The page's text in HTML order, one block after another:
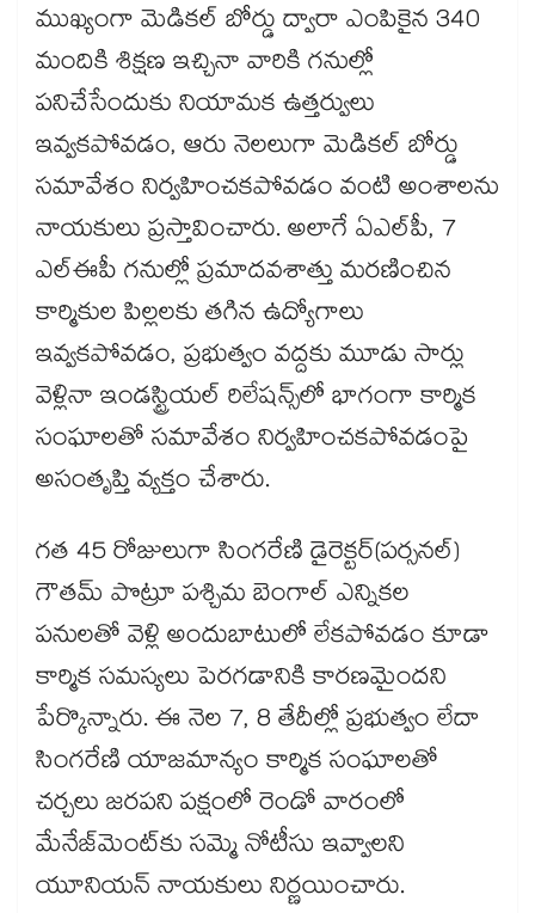
ముఖ్యంగా మెడికల్ బోర్డు ద్వారా ఎంపికైన 340
మందికి శిక్షణ ఇచ్చినా వారికి గనుల్లో
పనిచేసేందుకు నియామక ఉత్తర్వులు
ఇవ్వకపోవడం, ఆరు నెలలుగా మెడికల్ బోర్డు
సమావేశం నిర్వహించకపోవడం వంటి అంశాలను
నాయకులు ప్రస్తావించారు. అలాగే ఏఎల్‌‌పీ, 7
ఎల్‌‌ఈపీ గనుల్లో ప్రమాదవశాత్తు మరణించిన
కార్మికుల పిల్లలకు తగిన ఉద్యోగాలు
ఇవ్వకపోవడం, ప్రభుత్వం వద్దకు మూడు సార్లు
వెళ్లినా ఇండస్ట్రియల్ రిలేషన్స్‌‌లో భాగంగా కార్మిక
సంఘాలతో సమావేశం నిర్వహించకపోవడంపై
అసంతృప్తి వ్యక్తం చేశారు.
గత 45 రోజులుగా సింగరేణి డైరెక్టర్(పర్సనల్)
గౌతమ్ పొట్రూ పశ్చిమ బెంగాల్ ఎన్నికల
పనులతో వెళ్లి అందుబాటులో లేకపోవడం కూడా
కార్మిక సమస్యలు పెరగడానికి కారణమైందని
పేర్కొన్నారు. ఈ నెల 7, 8 తేదీల్లో ప్రభుత్వం లేదా
సింగరేణి యాజమాన్యం కార్మిక సంఘాలతో
చర్చలు జరపని పక్షంలో రెండో వారంలో
మేనేజ్‌‌మెంట్‌‌కు సమ్మె నోటీసు ఇవ్వాలని
యూనియన్ నాయకులు నిర్ణయించారు.